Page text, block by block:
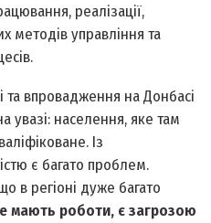
реалізації,
методів управління та
впровадження на Донбасі
увазі: населення, яке там
Із
є багато проблем.
в регіоні дуже багато
мають роботи, є загрозою